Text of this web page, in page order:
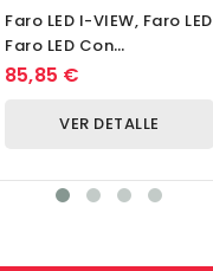
Faro LED I-VIEW, Faro LED
Faro LED Con
Iluminación Completa
85,85 €
VER DETALLE